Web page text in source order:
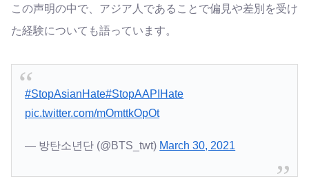
この声明の中で、アジア人であることで偏見や差別を受け
た経験についても語っています。
#StopAsianHate#StopAAPIHate
pic.twitter.com/mOmttkOpOt
— 방탄소년단 (@BTS_twt) March 30, 2021